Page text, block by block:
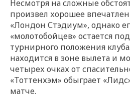
Несмотря на сложные
произвел хорошее
«Лондон Стэдиум», однако
«молотобойцев» остается
турнирного положения
находится в зоне вылета и
четырех очках от
«Тоттенхэм» обыграет
матче.